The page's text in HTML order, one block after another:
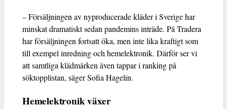
– Försäljningen av nyproducerade kläder i Sverige har
minskat dramatiskt sedan pandemins inträde. På Tradera
har försäljningen fortsatt öka, men inte lika kraftigt som
till exempel inredning och hemelektronik. Därför ser vi
att samtliga klädmärken även tappar i ranking på
söktopplistan, säger Sofia Hagelin.
Hemelektronik växer